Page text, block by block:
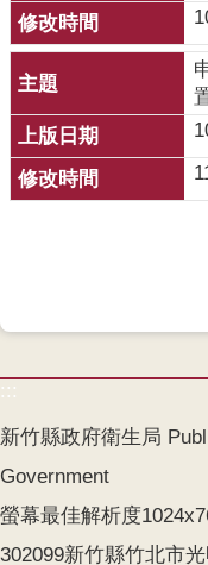
導
覽
English
智
慧
財
權
及
安
全
:::
新竹縣政府衛生局
Government
螢幕最佳解析度
302099新竹縣竹北市